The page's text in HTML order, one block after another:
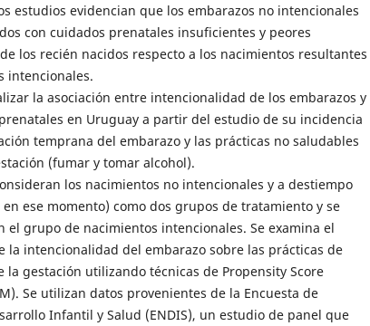
estudios evidencian que los embarazos no intencionales
con cuidados prenatales insuficientes y peores
los recién nacidos respecto a los nacimientos resultantes
intencionales.
la asociación entre intencionalidad de los embarazos y
en Uruguay a partir del estudio de su incidencia
temprana del embarazo y las prácticas no saludables
(fumar y tomar alcohol).
los nacimientos no intencionales y a destiempo
en ese momento) como dos grupos de tratamiento y se
el grupo de nacimientos intencionales. Se examina el
la intencionalidad del embarazo sobre las prácticas de
la gestación utilizando técnicas de Propensity Score
Se utilizan datos provenientes de la Encuesta de
Infantil y Salud (ENDIS), un estudio de panel que